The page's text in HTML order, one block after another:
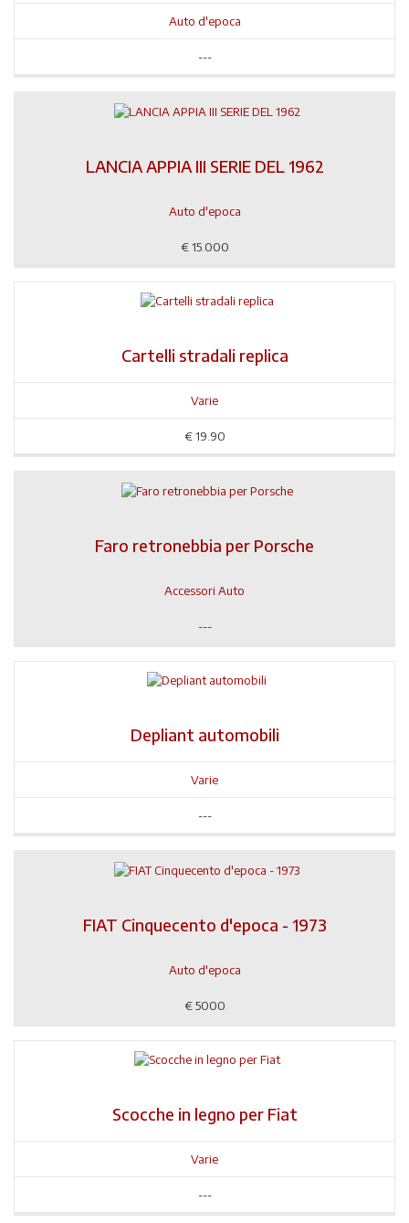
Auto d'epoca
---
LANCIA APPIA III SERIE DEL 1962
Auto d'epoca
€ 15.000
Cartelli stradali replica
Varie
€ 19.90
Faro retronebbia per Porsche
Accessori Auto
---
Depliant automobili
Varie
---
FIAT Cinquecento d'epoca - 1973
Auto d'epoca
€ 5000
Scocche in legno per Fiat
Varie
---